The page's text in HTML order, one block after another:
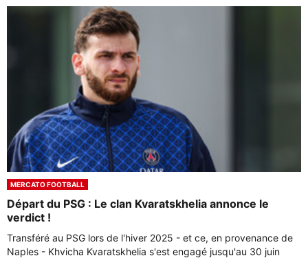
MERCATO FOOTBALL
Départ du PSG : Le clan Kvaratskhelia annonce le
verdict !
Transféré au PSG lors de l'hiver 2025 - et ce, en provenance de
Naples - Khvicha Kvaratskhelia s'est engagé jusqu'au 30 juin